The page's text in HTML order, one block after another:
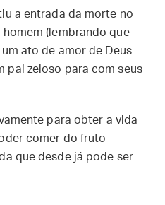
a entrada da morte no
(lembrando que
ato de amor de Deus
pai zeloso para com seus
para obter a vida
comer do fruto
que desde já pode ser